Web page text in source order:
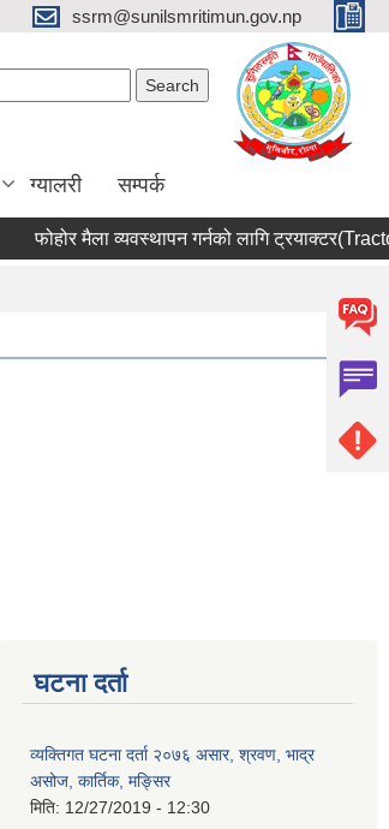
ssrm@sunilsmritimun.gov.np
ग्यालरी सम्पर्क
फोहोर मैला व्यवस्थापन गर्नको लागि
घटना दर्ता
व्यक्तिगत घटना दर्ता २०७६ असार, श्रवण, भाद्र
असोज, कार्तिक, मङ्सिर
मिति: 12/27/2019 - 12:30